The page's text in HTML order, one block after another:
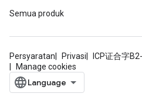
Semua produk
Persyaratan Privasi
ICP证合字
Manage cookies